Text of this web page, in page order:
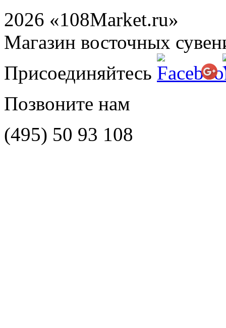
2026 «108Market.ru»
Магазин восточных
Присоединяйтесь
Позвоните нам
(495) 50 93 108